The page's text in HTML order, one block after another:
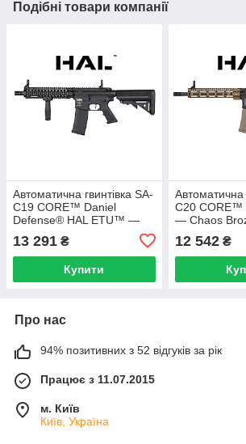
Подібні товари компанії
Автоматична гвинтівка SA-
C19 CORE™ Daniel
Defense® HAL ETU™ —
Black [Specna Arms] (для
страйкболу)
13 291 ₴
Купити
Автоматична
C20 CORE™
— Chaos
12 542₴
Про нас
94% позитивних з 52 відгуків за рік
Працює з 11.07.2015
м. Київ
Київ, Україна